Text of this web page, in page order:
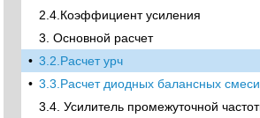
2.4.Коэффициент усиления
3. Основной расчет
• 3.2.Расчет урч
• 3.3.Расчет диодных балансных
3.4. Усилитель промежуточной